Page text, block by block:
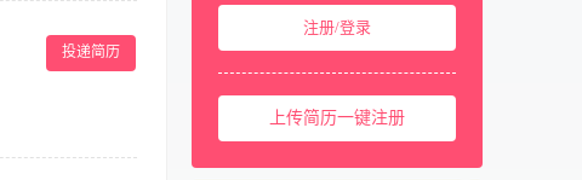
划网站内容栏目，并
体，提出网站运营
具备优秀文字表
投递简历
注册/登录
上传简历一键注册
中国澳门 00853
西班牙